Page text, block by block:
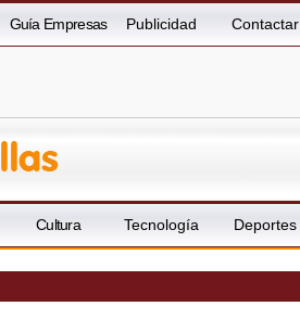
Guía Empresas Publicidad Contactar
Cultura Tecnología Deportes